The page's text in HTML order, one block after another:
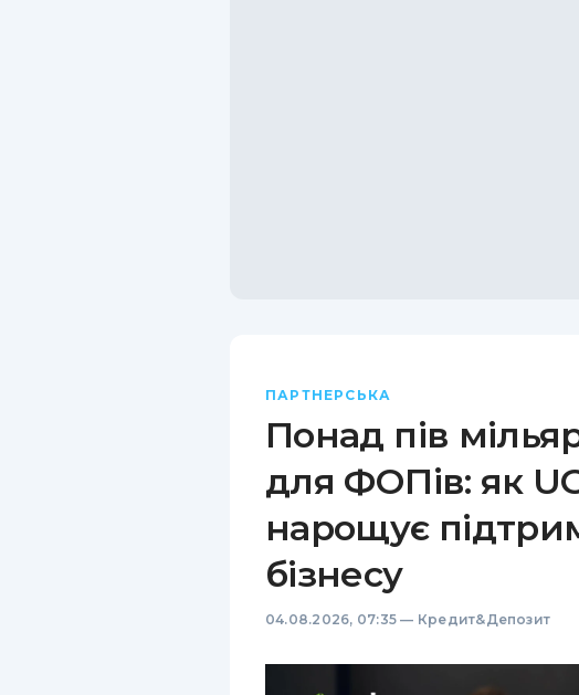
ПАРТНЕРСЬКА
Понад пів
для ФОПів: як
нарощує
бізнесу
04.08.2026, 07:35 — Кредит&Депозит